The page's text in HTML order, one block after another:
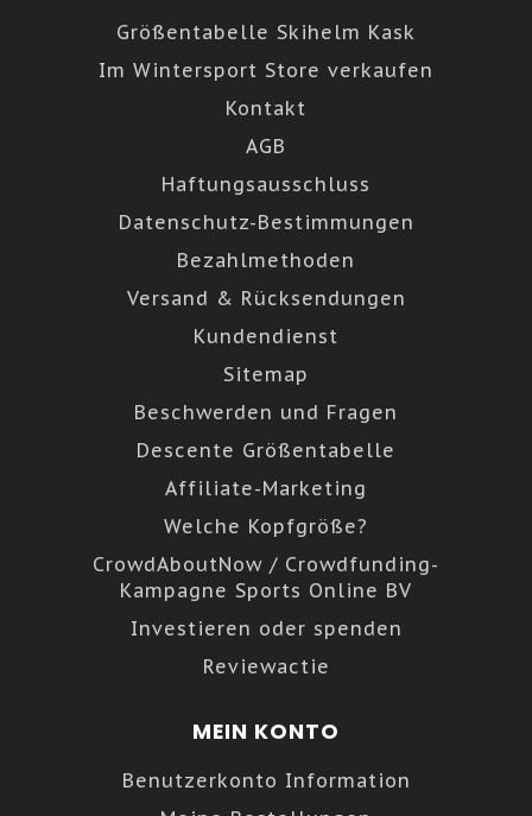
Größentabelle Skihelm Kask
Im Wintersport Store verkaufen
Kontakt
AGB
Haftungsausschluss
Datenschutz-Bestimmungen
Bezahlmethoden
Versand & Rücksendungen
Kundendienst
Sitemap
Beschwerden und Fragen
Descente Größentabelle
Affiliate-Marketing
Welche Kopfgröße?
CrowdAboutNow / Crowdfunding-
Kampagne Sports Online BV
Investieren oder spenden
Reviewactie
MEIN KONTO
Benutzerkonto Information